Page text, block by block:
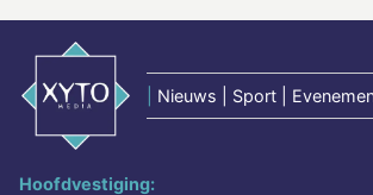
Nieuws | Sport |
Hoofdvestiging: